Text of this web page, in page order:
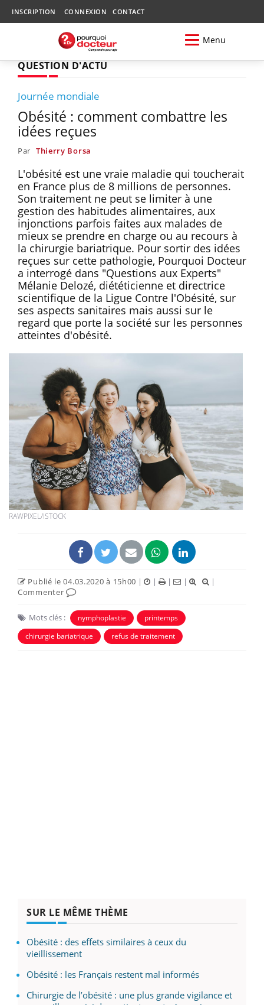
INSCRIPTION CONNEXION CONTACT
Menu
QUESTION D'ACTU
Journée mondiale
Obésité : comment combattre les
idées reçues
Par Thierry Borsa
L'obésité est une vraie maladie qui toucherait
en France plus de 8 millions de personnes.
Son traitement ne peut se limiter à une
gestion des habitudes alimentaires, aux
injonctions parfois faites aux malades de
mieux se prendre en charge ou au recours à
la chirurgie bariatrique. Pour sortir des idées
reçues sur cette pathologie, Pourquoi Docteur
a interrogé dans "Questions aux Experts"
Mélanie Delozé, diététicienne et directrice
scientifique de la Ligue Contre l'Obésité, sur
ses aspects sanitaires mais aussi sur le
regard que porte la société sur les personnes
atteintes d'obésité.
RAWPIXEL/ISTOCK
Publié le 04.03.2020 à 15h00 | | | |
|
Commenter
Mots clés : nymphoplastie
printemps
chirurgie bariatrique
refus de traitement
SUR LE MÊME THÈME
Obésité : des effets similaires à ceux du
vieillissement
Obésité : les Français restent mal informés
Chirurgie de l’obésité : une plus grande vigilance et